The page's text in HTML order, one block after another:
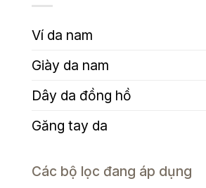
Ví da nam
Giày da nam
Dây da đồng hồ
Găng tay da
Các bộ lọc đang áp dụng